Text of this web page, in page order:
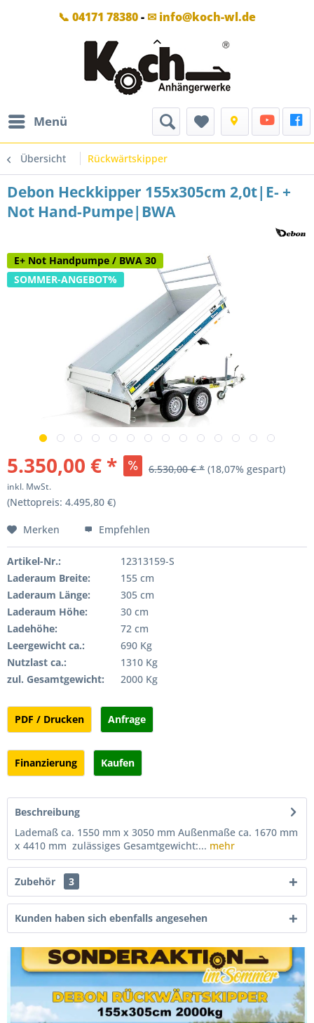
📞 04171 78380- ✉ info@koch-wl.de
Menü
Übersicht Rückwärtskipper
Debon Heckkipper 155x305cm 2,0t|E- +
Not Hand-Pumpe|BWA
E+ Not Handpumpe / BWA 30
SOMMER-ANGEBOT%
5.350,00 € * 6.530,00 € * (18,07% gespart)
inkl. MwSt.
(Nettopreis: 4.495,80 €)
Merken Empfehlen
Artikel-Nr.:
12313159-S
Laderaum Breite:
155 cm
Laderaum Länge:
305 cm
Laderaum Höhe:
30 cm
Ladehöhe:
72 cm
Leergewicht ca.:
690 Kg
Nutzlast ca.:
1310 Kg
zul. Gesamtgewicht:
2000 Kg
PDF / Drucken Anfrage
Finanzierung Kaufen
Beschreibung
Lademaß ca. 1550 mm x 3050 mm Außenmaße ca. 1670 mm
x 4410 mm zulässiges Gesamtgewicht:... mehr
Zubehör 3
Kunden haben sich ebenfalls angesehen